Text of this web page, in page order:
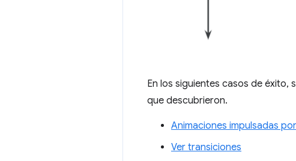
En los siguientes casos de éxito,
que descubrieron.
Animaciones impulsadas
Ver transiciones